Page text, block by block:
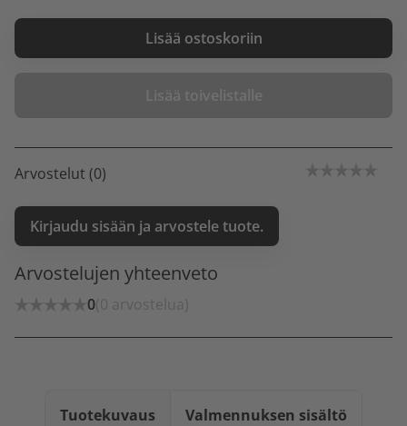
Lisää ostoskoriin
Lisää toivelistalle
Arvostelut (0)
Kirjaudu sisään ja arvostele tuote.
Arvostelujen yhteenveto
0(0 arvostelua)
Tuotekuvaus Valmennuksen sisältö